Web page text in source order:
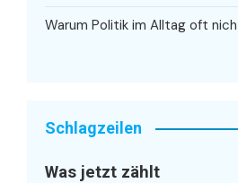
Warum Politik im Alltag oft
Schlagzeilen
Was jetzt zählt